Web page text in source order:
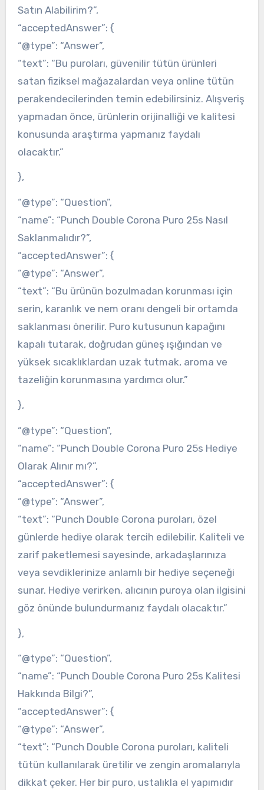
Satın Alabilirim?”,
“acceptedAnswer”: {
“@type”: “Answer”,
“text”: “Bu puroları, güvenilir tütün ürünleri
satan fiziksel mağazalardan veya online tütün
perakendecilerinden temin edebilirsiniz. Alışveriş
yapmadan önce, ürünlerin orijinalliği ve kalitesi
konusunda araştırma yapmanız faydalı
olacaktır.”
},
“@type”: “Question”,
“name”: “Punch Double Corona Puro 25s Nasıl
Saklanmalıdır?”,
“acceptedAnswer”: {
“@type”: “Answer”,
“text”: “Bu ürünün bozulmadan korunması için
serin, karanlık ve nem oranı dengeli bir ortamda
saklanması önerilir. Puro kutusunun kapağını
kapalı tutarak, doğrudan güneş ışığından ve
yüksek sıcaklıklardan uzak tutmak, aroma ve
tazeliğin korunmasına yardımcı olur.”
},
“@type”: “Question”,
“name”: “Punch Double Corona Puro 25s Hediye
Olarak Alınır mı?”,
“acceptedAnswer”: {
“@type”: “Answer”,
“text”: “Punch Double Corona puroları, özel
günlerde hediye olarak tercih edilebilir. Kaliteli ve
zarif paketlemesi sayesinde, arkadaşlarınıza
veya sevdiklerinize anlamlı bir hediye seçeneği
sunar. Hediye verirken, alıcının puroya olan ilgisini
göz önünde bulundurmanız faydalı olacaktır.”
},
“@type”: “Question”,
“name”: “Punch Double Corona Puro 25s Kalitesi
Hakkında Bilgi?”,
“acceptedAnswer”: {
“@type”: “Answer”,
“text”: “Punch Double Corona puroları, kaliteli
tütün kullanılarak üretilir ve zengin aromalarıyla
dikkat çeker. Her bir puro, ustalıkla el yapımıdır